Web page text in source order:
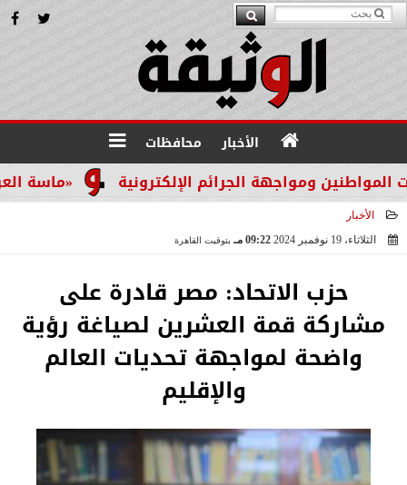
الأخبار محافظات
«ماسة العرب 2026» تتوج ميمونة الرواحية.. قيادية عُمانية تقود مسار تطوير التدريب المهني وتمكين الشباب ومواجهة الجرائم الإلكترونية
الأخبار
الثلاثاء، 19 نوفمبر 2024
09:22 مـ بتوقيت القاهرة
حزب الاتحاد: مصر قادرة على
مشاركة قمة العشرين لصياغة رؤية
واضحة لمواجهة تحديات العالم
والإقليم